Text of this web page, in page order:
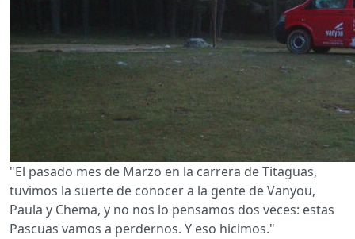
"El pasado mes de Marzo en la carrera de Titaguas,
tuvimos la suerte de conocer a la gente de Vanyou,
Paula y Chema, y no nos lo pensamos dos veces: estas
Pascuas vamos a perdernos. Y eso hicimos."